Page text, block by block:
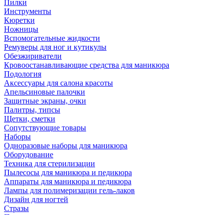
Пилки
Инструменты
Кюретки
Ножницы
Вспомогательные жидкости
Ремуверы для ног и кутикулы
Обезжириватели
Кровоостанавливающие средства для маникюра
Подология
Аксессуары для салона красоты
Апельсиновые палочки
Защитные экраны, очки
Палитры, типсы
Щетки, сметки
Сопутствующие товары
Наборы
Одноразовые наборы для маникюра
Оборудование
Техника для стерилизации
Пылесосы для маникюра и педикюра
Аппараты для маникюра и педикюра
Лампы для полимеризации гель-лаков
Дизайн для ногтей
Стразы